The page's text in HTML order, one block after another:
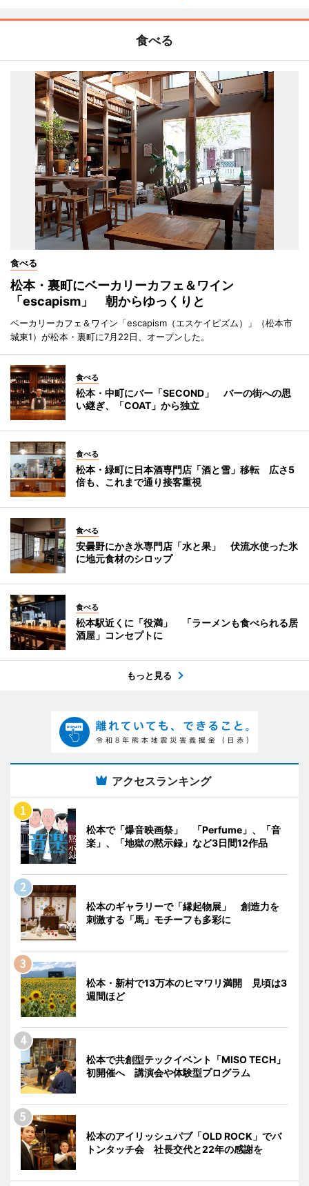
食べる
食べる
松本・裏町にベーカリーカフェ＆ワイン
「escapism」 朝からゆっくりと
ベーカリーカフェ＆ワイン「escapism（エスケイピズム）」（松本市
城東1）が松本・裏町に7月22日、オープンした。
食べる
松本・中町にバー「SECOND」 バーの街への思
い継ぎ、「COAT」から独立
食べる
松本・緑町に日本酒専門店「酒と雪」移転 広さ5
倍も、これまで通り接客重視
食べる
安曇野にかき氷専門店「水と果」 伏流水使った氷
に地元食材のシロップ
食べる
松本駅近くに「役満」 「ラーメンも食べられる居
酒屋」コンセプトに
もっと見る
アクセスランキング
松本で「爆音映画祭」 「Perfume」、「音
楽」、「地獄の黙示録」など3日間12作品
松本のギャラリーで「縁起物展」 創造力を
刺激する「馬」モチーフも多彩に
松本・新村で13万本のヒマワリ満開 見頃は3
週間ほど
松本で共創型テックイベント「MISO TECH」
初開催へ 講演会や体験型プログラム
松本のアイリッシュパブ「OLD ROCK」でバ
トンタッチ会 社長交代と22年の感謝を